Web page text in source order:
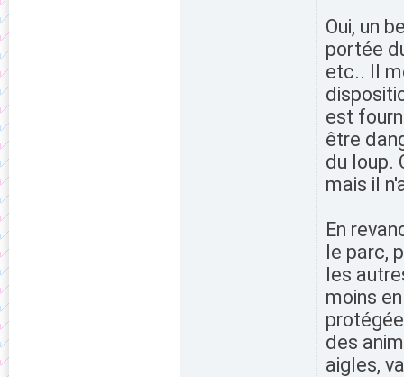
Oui, un
portée
etc.. Il
est
être
du loup.
mais il
En
le parc,
les
moins
des
aigles,